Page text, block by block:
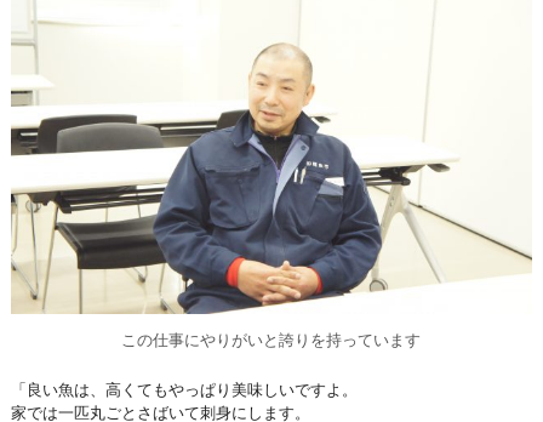
この仕事にやりがいと誇りを持っています
「良い魚は、高くてもやっぱり美味しいですよ。
家では一匹丸ごとさばいて刺身にします。